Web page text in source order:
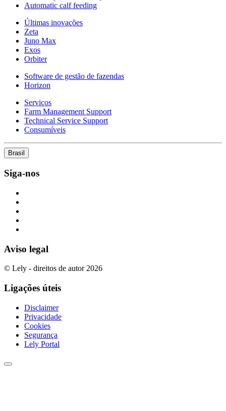
Automatic calf feeding
Últimas inovações
Zeta
Juno Max
Exos
Orbiter
Software de gestão de fazendas
Horizon
Serviços
Farm Management Support
Technical Service Support
Consumíveis
Brasil
Siga-nos
Aviso legal
© Lely - direitos de autor 2026
Ligações úteis
Disclaimer
Privacidade
Cookies
Segurança
Lely Portal